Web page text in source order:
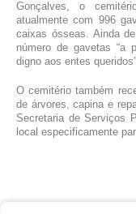
Gonçalves, o
atualmente com 996
caixas ósseas. Ainda
número de gavetas “a
digno aos entes
O cemitério também
de árvores, capina e
Secretaria de Serviços
local especificamente